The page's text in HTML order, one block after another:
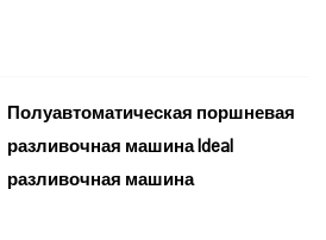
Полуавтоматическая поршневая
разливочная машина Ideal
разливочная машина